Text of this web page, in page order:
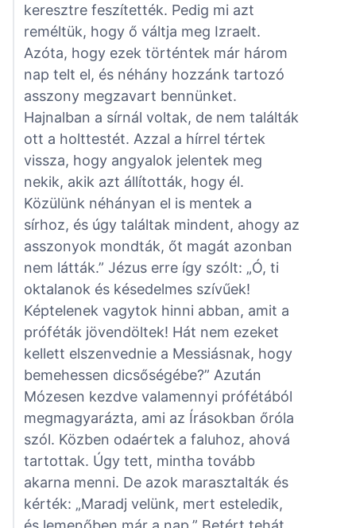
keresztre feszítették. Pedig mi azt
reméltük, hogy ő váltja meg Izraelt.
Azóta, hogy ezek történtek már három
nap telt el, és néhány hozzánk tartozó
asszony megzavart bennünket.
Hajnalban a sírnál voltak, de nem találták
ott a holttestét. Azzal a hírrel tértek
vissza, hogy angyalok jelentek meg
nekik, akik azt állították, hogy él.
Közülünk néhányan el is mentek a
sírhoz, és úgy találtak mindent, ahogy az
asszonyok mondták, őt magát azonban
nem látták.” Jézus erre így szólt: „Ó, ti
oktalanok és késedelmes szívűek!
Képtelenek vagytok hinni abban, amit a
próféták jövendöltek! Hát nem ezeket
kellett elszenvednie a Messiásnak, hogy
bemehessen dicsőségébe?” Azután
Mózesen kezdve valamennyi prófétából
megmagyarázta, ami az Írásokban őróla
szól. Közben odaértek a faluhoz, ahová
tartottak. Úgy tett, mintha tovább
akarna menni. De azok marasztalták és
kérték: „Maradj velünk, mert esteledik,